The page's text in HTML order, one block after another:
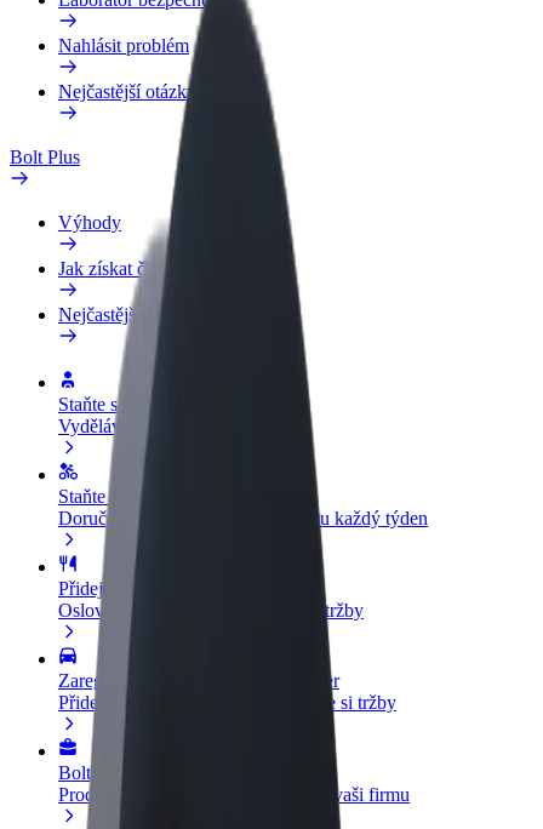
Nahlásit problém
Nejčastější otázky
Bolt Plus
Výhody
Jak získat členství
Nejčastější otázky
Staňte se řidičem
Vydělávejte podle sebe
Staňte se kurýrem
Doručujte jídlo a dostávejte výplatu každý týden
Přidejte restauraci nebo obchod
Oslovte více zákazníků a zvyšte si tržby
Zaregistrujte se jako flotilový partner
Přidejte svou flotilu k Boltu a zvyšte si tržby
Bolt for Business
Produkty a služby Boltu přesně pro vaši firmu